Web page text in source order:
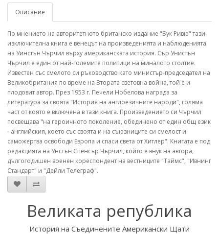
Описание
По мнението на авторитетното британско издание "Бук Ривю" тази
изключителна книга е венецът на произведенията и наблюденията
на Уинстън Чърчил върху американската история. Сър Унистън
Чърчил е един от най-големите политици на миналото столтие.
Известен със смелото си ръководство като министър-председател на
Великобритания по време на Втората световна война, той е и
плодовит автор. През 1953 г. Печели Нобелова награда за
литература за своята "История на англоезичните народи", голяма
част от която е включена в тази книга. Произведението си Чърчил
посвещава "на героичното поколение, обединено от един общ език
- английския, което със своята и на съюзниците си смелост и
саможертва освободи Европа и спаси света от Хитлер". Книгата е под
редакцията на Унстън Спенсър Чърчил, който е внук на автора,
дългогодишен военен кореспондент на вестниците "Таймс", "Ивнинг
Стандарт" и "Дейли Телеграф".
Великата република
История на Съединените Американски Щати